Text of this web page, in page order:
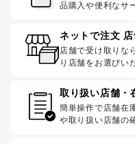
品購入や便利なサ
ネットで注文 店
店舗で受け取りな
り店舗をお選びい
取り扱い店舗・
簡単操作で店舗在
や取り扱い店舗の